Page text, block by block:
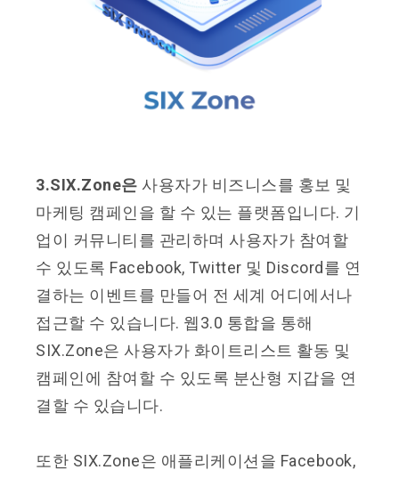
3.SIX.Zone은 사용자가 비즈니스를 홍보 및
마케팅 캠페인을 할 수 있는 플랫폼입니다. 기
업이 커뮤니티를 관리하며 사용자가 참여할
수 있도록 Facebook, Twitter 및 Discord를 연
결하는 이벤트를 만들어 전 세계 어디에서나
접근할 수 있습니다. 웹3.0 통합을 통해
SIX.Zone은 사용자가 화이트리스트 활동 및
캠페인에 참여할 수 있도록 분산형 지갑을 연
결할 수 있습니다.
또한 SIX.Zone은 애플리케이션을 Facebook,